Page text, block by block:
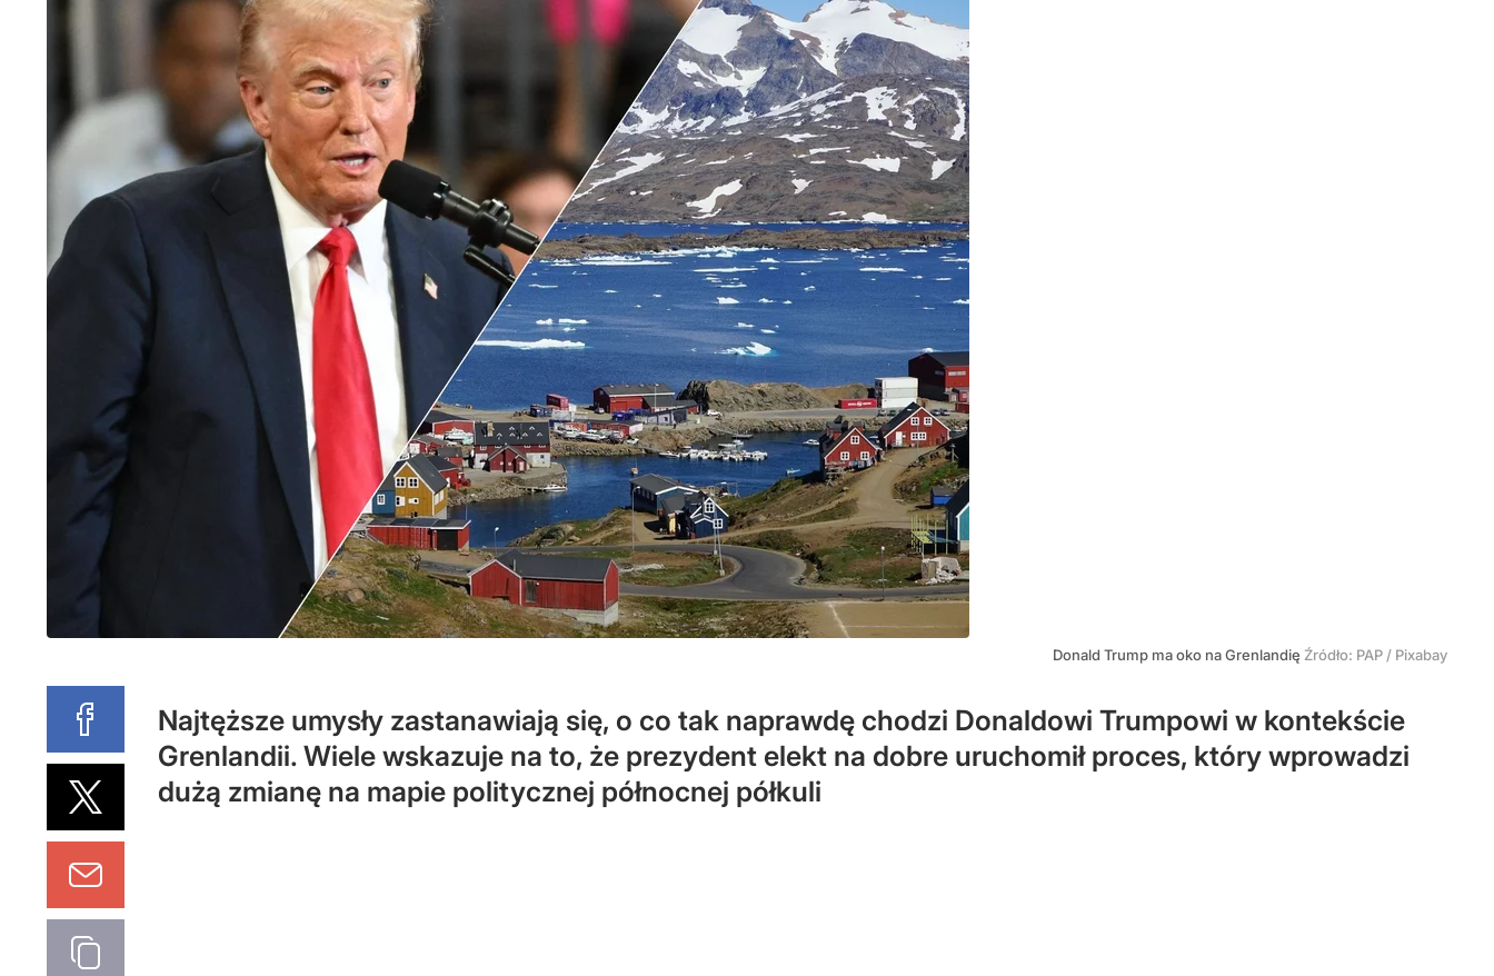
Donald Trump ma oko na Grenlandię Źródło: PAP / Pixabay
Najtęższe umysły zastanawiają się, o co tak naprawdę chodzi Donaldowi Trumpowi w kontekście
Grenlandii. Wiele wskazuje na to, że prezydent elekt na dobre uruchomił proces, który wprowadzi
dużą zmianę na mapie politycznej północnej półkuli